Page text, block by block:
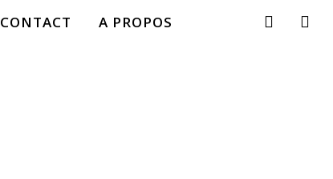
CONTACT A PROPOS